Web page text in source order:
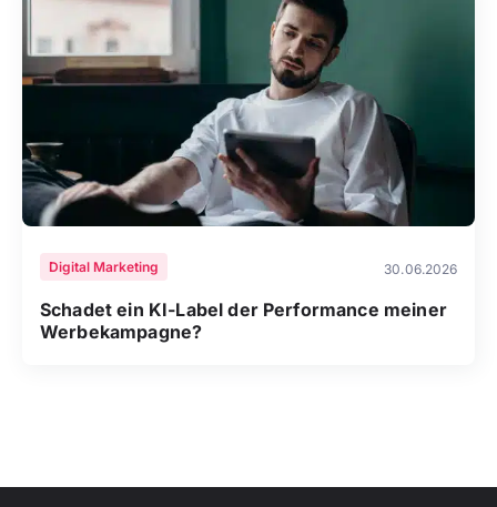
Digital Marketing 30.06.2026
Schadet ein KI-Label der Performance meiner
Werbekampagne?